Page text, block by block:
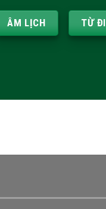
ÂM LỊCH TỪ